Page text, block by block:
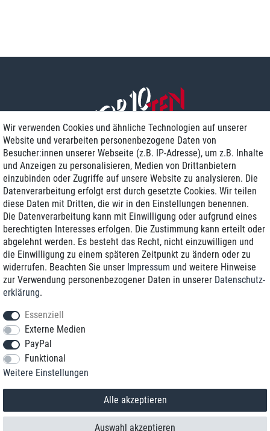
Zustellung am nächsten Werktag
Günstiger Versand
Generalüberholt mit Garantie
+49 8989 96160*
*Sie erreichen uns zum Ortstarif von Montag bis Freitag von 9 Uhr - 18 Uhr.
© 2018 TOP TEN Computervertrieb GmbH
Wir verwenden Cookies und ähnliche Technologien auf unserer
Website und verarbeiten personenbezogene Daten von
Besucher:innen unserer Webseite (z.B. IP-Adresse), um z.B. Inhalte
und Anzeigen zu personalisieren, Medien von Drittanbietern
einzubinden oder Zugriffe auf unsere Website zu analysieren. Die
Datenverarbeitung erfolgt erst durch gesetzte Cookies. Wir teilen
diese Daten mit Dritten, die wir in den Einstellungen benennen.
Die Datenverarbeitung kann mit Einwilligung oder aufgrund eines
berechtigten Interesses erfolgen. Die Zustimmung kann erteilt oder
abgelehnt werden. Es besteht das Recht, nicht einzuwilligen und
die Einwilligung zu einem späteren Zeitpunkt zu ändern oder zu
widerrufen. Beachten Sie unser Impressum und weitere Hinweise
zur Verwendung personenbezogener Daten in unserer Daten­schutz­
erklärung.
Essenziell
Externe Medien
PayPal
Funktional
Weitere Einstellungen
Alle akzeptieren
Auswahl akzeptieren